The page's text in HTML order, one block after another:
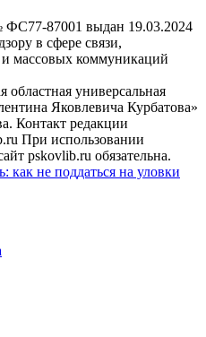
87001 выдан 19.03.2024
в сфере связи,
массовых коммуникаций
универсальная
Яковлевича Курбатова»
Контакт редакции
При использовании
pskovlib.ru обязательна.
как не поддаться на уловки